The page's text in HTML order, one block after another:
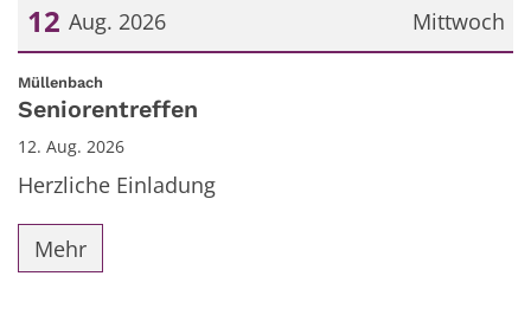
Mittwoch
12 Aug. 2026
Datum: 12. August 2026
Müllenbach
Seniorentreffen
12. Aug. 2026
Herzliche Einladung
Mehr